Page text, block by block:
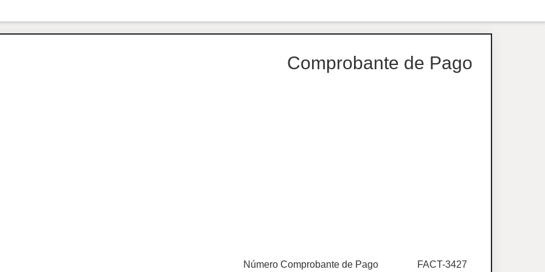
Comprobante de Pago
Número Comprobante de Pago FACT-3427